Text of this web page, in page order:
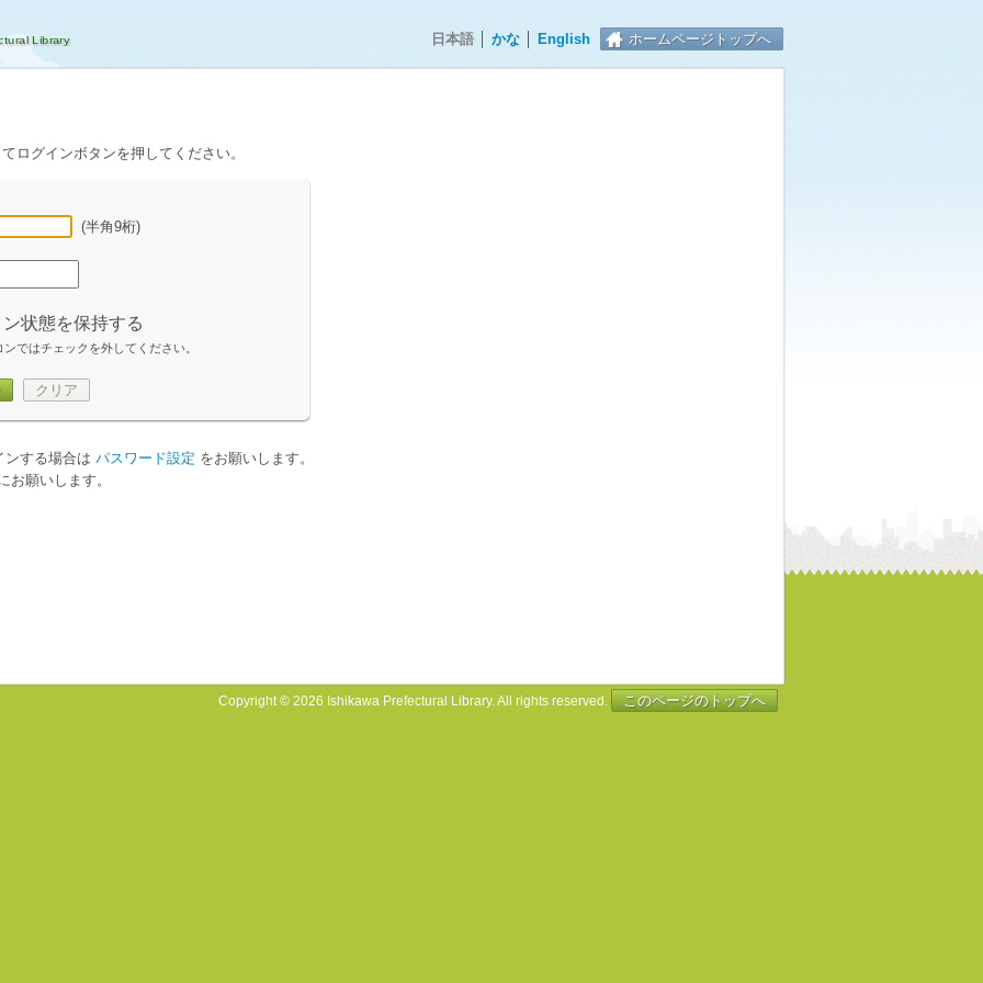
日本語 かな English ホームページトップへ
ログインボタンを押してください。
(半角9桁)
状態を保持する
ではチェックを外してください。
クリア
ンする場合は パスワード設定 をお願いします。
お願いします。
Copyright © 2026 Ishikawa Prefectural Library. All rights reserved. このページのトップへ